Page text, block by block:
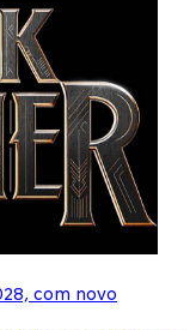
com novo